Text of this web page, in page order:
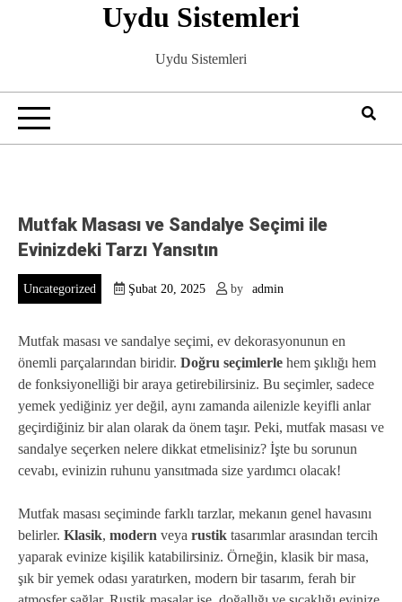
Uydu Sistemleri
Uydu Sistemleri
Mutfak Masası ve Sandalye Seçimi ile
Evinizdeki Tarzı Yansıtın
Uncategorized Şubat 20, 2025 by admin
Mutfak masası ve sandalye seçimi, ev dekorasyonunun en
önemli parçalarından biridir. Doğru seçimlerle hem şıklığı hem
de fonksiyonelliği bir araya getirebilirsiniz. Bu seçimler, sadece
yemek yediğiniz yer değil, aynı zamanda ailenizle keyifli anlar
geçirdiğiniz bir alan olarak da önem taşır. Peki, mutfak masası ve
sandalye seçerken nelere dikkat etmelisiniz? İşte bu sorunun
cevabı, evinizin ruhunu yansıtmada size yardımcı olacak!
Mutfak masası seçiminde farklı tarzlar, mekanın genel havasını
belirler. Klasik, modern veya rustik tasarımlar arasından tercih
yaparak evinize kişilik katabilirsiniz. Örneğin, klasik bir masa,
şık bir yemek odası yaratırken, modern bir tasarım, ferah bir